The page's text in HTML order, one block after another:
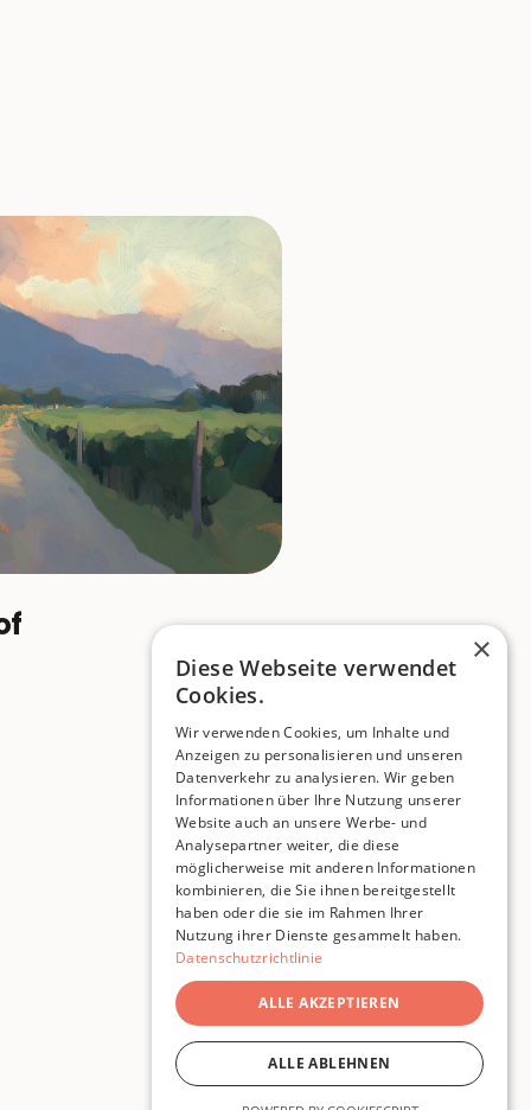
×
Diese Webseite verwendet
Cookies.
Wir verwenden Cookies, um Inhalte und
Anzeigen zu personalisieren und unseren
Datenverkehr zu analysieren. Wir geben
Informationen über Ihre Nutzung unserer
Website auch an unsere Werbe- und
Analysepartner weiter, die diese
möglicherweise mit anderen Informationen
kombinieren, die Sie ihnen bereitgestellt
haben oder die sie im Rahmen Ihrer
Nutzung ihrer Dienste gesammelt haben.
Datenschutzrichtlinie
ALLE AKZEPTIEREN
ALLE ABLEHNEN